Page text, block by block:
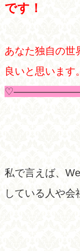
です！
あなた独自の世
良いと思います。
私で言えば、
している人や会